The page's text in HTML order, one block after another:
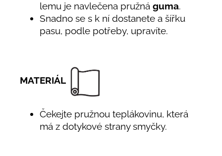
lemu je navlečena pružná guma.
Snadno se s k ní dostanete a šířku
pasu, podle potřeby, upravíte.
MATERIÁL
Čekejte pružnou teplákovinu, která
má z dotykové strany smyčky.